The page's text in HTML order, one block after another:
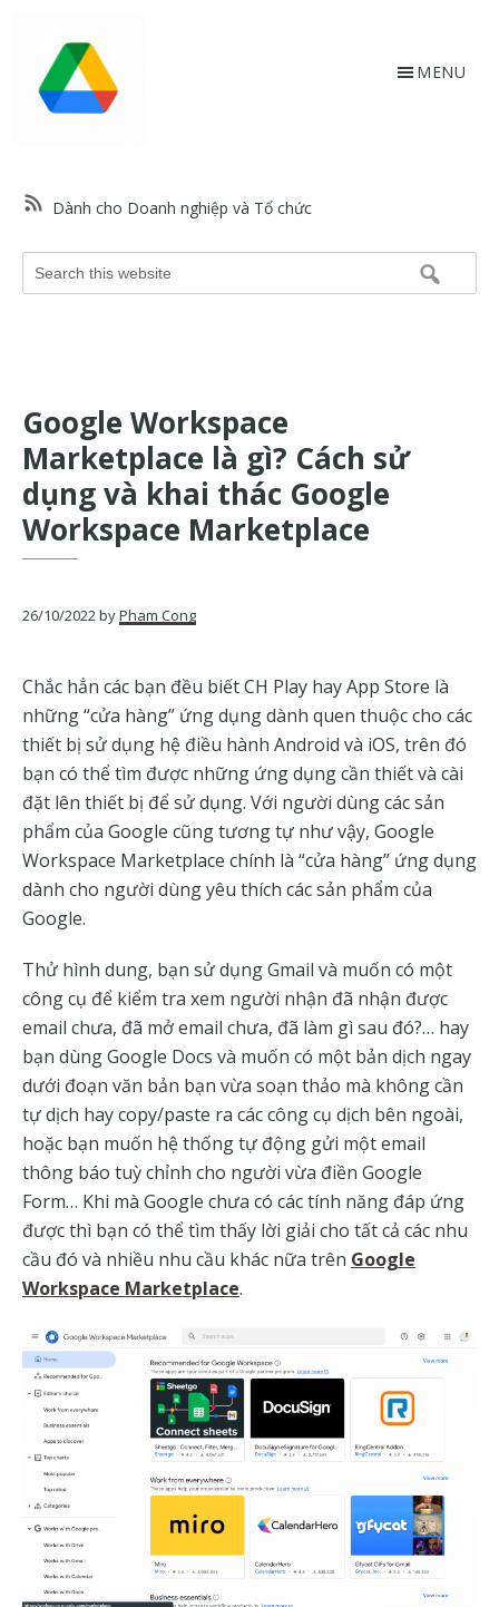
content
footer
web
hỗ
trợ
Google
các
sản
phẩm
của
Google
Dành cho Doanh nghiệp và Tổ chức
Search
this
MENU
Google Workspace
Marketplace là gì? Cách sử
dụng và khai thác Google
Workspace Marketplace
26/10/2022byPham Cong
Chắc hẳn các bạn đều biết CH Play hay App Store là
những “cửa hàng” ứng dụng dành quen thuộc cho các
thiết bị sử dụng hệ điều hành Android và iOS, trên đó
bạn có thể tìm được những ứng dụng cần thiết và cài
đặt lên thiết bị để sử dụng. Với người dùng các sản
phẩm của Google cũng tương tự như vậy, Google
Workspace Marketplace chính là “cửa hàng” ứng dụng
dành cho người dùng yêu thích các sản phẩm của
Google.
Thử hình dung, bạn sử dụng Gmail và muốn có một
công cụ để kiểm tra xem người nhận đã nhận được
email chưa, đã mở email chưa, đã làm gì sau đó?… hay
bạn dùng Google Docs và muốn có một bản dịch ngay
dưới đoạn văn bản bạn vừa soạn thảo mà không cần
tự dịch hay copy/paste ra các công cụ dịch bên ngoài,
hoặc bạn muốn hệ thống tự động gửi một email
thông báo tuỳ chỉnh cho người vừa điền Google
Form… Khi mà Google chưa có các tính năng đáp ứng
được thì bạn có thể tìm thấy lời giải cho tất cả các nhu
cầu đó và nhiều nhu cầu khác nữa trên Google
Workspace Marketplace.